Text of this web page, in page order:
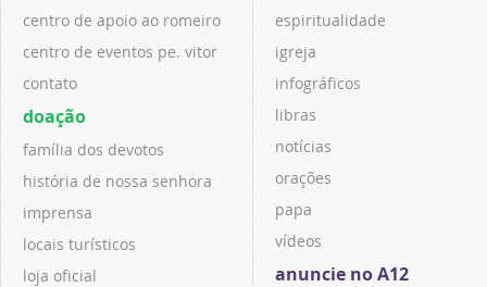
centro de apoio ao romeiro
centro de eventos pe. vitor
contato
doação
família dos devotos
história de nossa senhora
imprensa
locais turísticos
loja oficial
espiritualidade
igreja
infográficos
libras
notícias
orações
papa
vídeos
anuncie no A12